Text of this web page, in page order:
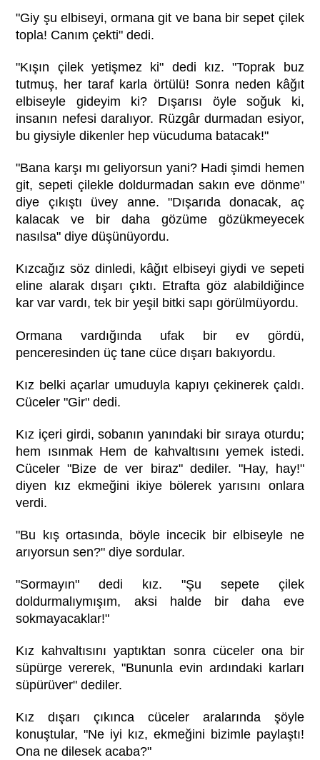
"Giy şu elbiseyi, ormana git ve bana bir sepet çilek
topla! Canım çekti" dedi.
"Kışın çilek yetişmez ki" dedi kız. "Toprak buz
tutmuş, her taraf karla örtülü! Sonra neden kâğıt
elbiseyle gideyim ki? Dışarısı öyle soğuk ki,
insanın nefesi daralıyor. Rüzgâr durmadan esiyor,
bu giysiyle dikenler hep vücuduma batacak!"
"Bana karşı mı geliyorsun yani? Hadi şimdi hemen
git, sepeti çilekle doldurmadan sakın eve dönme"
diye çıkıştı üvey anne. "Dışarıda donacak, aç
kalacak ve bir daha gözüme gözükmeyecek
nasılsa" diye düşünüyordu.
Kızcağız söz dinledi, kâğıt elbiseyi giydi ve sepeti
eline alarak dışarı çıktı. Etrafta göz alabildiğince
kar var vardı, tek bir yeşil bitki sapı görülmüyordu.
Ormana vardığında ufak bir ev gördü,
penceresinden üç tane cüce dışarı bakıyordu.
Kız belki açarlar umuduyla kapıyı çekinerek çaldı.
Cüceler "Gir" dedi.
Kız içeri girdi, sobanın yanındaki bir sıraya oturdu;
hem ısınmak Hem de kahvaltısını yemek istedi.
Cüceler "Bize de ver biraz" dediler. "Hay, hay!"
diyen kız ekmeğini ikiye bölerek yarısını onlara
verdi.
"Bu kış ortasında, böyle incecik bir elbiseyle ne
arıyorsun sen?" diye sordular.
"Sormayın" dedi kız. "Şu sepete çilek
doldurmalıymışım, aksi halde bir daha eve
sokmayacaklar!"
Kız kahvaltısını yaptıktan sonra cüceler ona bir
süpürge vererek, "Bununla evin ardındaki karları
süpürüver" dediler.
Kız dışarı çıkınca cüceler aralarında şöyle
konuştular, "Ne iyi kız, ekmeğini bizimle paylaştı!
Ona ne dilesek acaba?"